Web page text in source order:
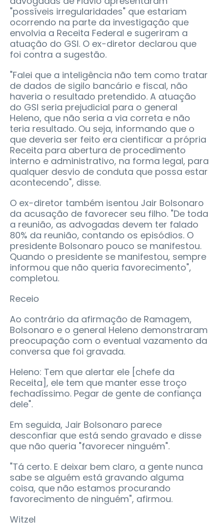
"possíveis irregularidades" que estariam
ocorrendo na parte da investigação que
envolvia a Receita Federal e sugeriram a
atuação do GSI. O ex-diretor declarou que
foi contra a sugestão.
"Falei que a inteligência não tem como tratar
de dados de sigilo bancário e fiscal, não
haveria o resultado pretendido. A atuação
do GSI seria prejudicial para o general
Heleno, que não seria a via correta e não
teria resultado. Ou seja, informando que o
que deveria ser feito era cientificar a própria
Receita para abertura de procedimento
interno e administrativo, na forma legal, para
qualquer desvio de conduta que possa estar
acontecendo", disse.
O ex-diretor também isentou Jair Bolsonaro
da acusação de favorecer seu filho. "De toda
a reunião, as advogadas devem ter falado
80% da reunião, contando os episódios. O
presidente Bolsonaro pouco se manifestou.
Quando o presidente se manifestou, sempre
informou que não queria favorecimento",
completou.
Receio
Ao contrário da afirmação de Ramagem,
Bolsonaro e o general Heleno demonstraram
preocupação com o eventual vazamento da
conversa que foi gravada.
Heleno: Tem que alertar ele [chefe da
Receita], ele tem que manter esse troço
fechadíssimo. Pegar de gente de confiança
dele".
Em seguida, Jair Bolsonaro parece
desconfiar que está sendo gravado e disse
que não queria "favorecer ninguém".
"Tá certo. E deixar bem claro, a gente nunca
sabe se alguém está gravando alguma
coisa, que não estamos procurando
favorecimento de ninguém", afirmou.
Witzel